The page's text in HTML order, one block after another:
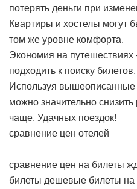
потерять деньги при
Квартиры и хостелы могут
том же уровне комфорта.
Экономия на путешествиях
подходить к поиску
Используя вышеописанные
можно значительно
чаще. Удачных поездок!
сравнение цен отелей
сравнение цен на билеты
билеты дешевые билеты на